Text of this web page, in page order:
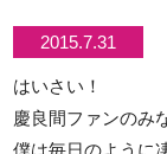
2015.7.31
はいさい！
慶良間ファンのみ
僕は毎日のように